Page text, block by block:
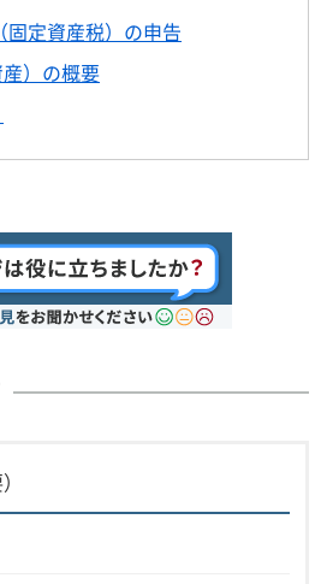
定資産税）の申告
）の概要